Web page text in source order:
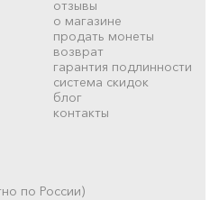
отзывы
о магазине
продать монеты
возврат
гарантия подлинности
система скидок
блог
контакты
по России)